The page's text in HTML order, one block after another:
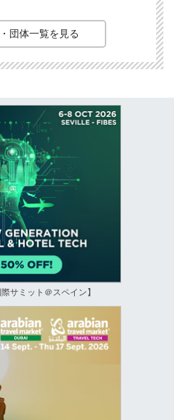
団体一覧を見る
サミット＠スペイン】